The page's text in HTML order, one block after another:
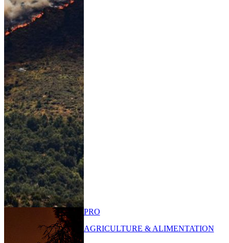
PRO
AGRICULTURE & ALIMENTATION